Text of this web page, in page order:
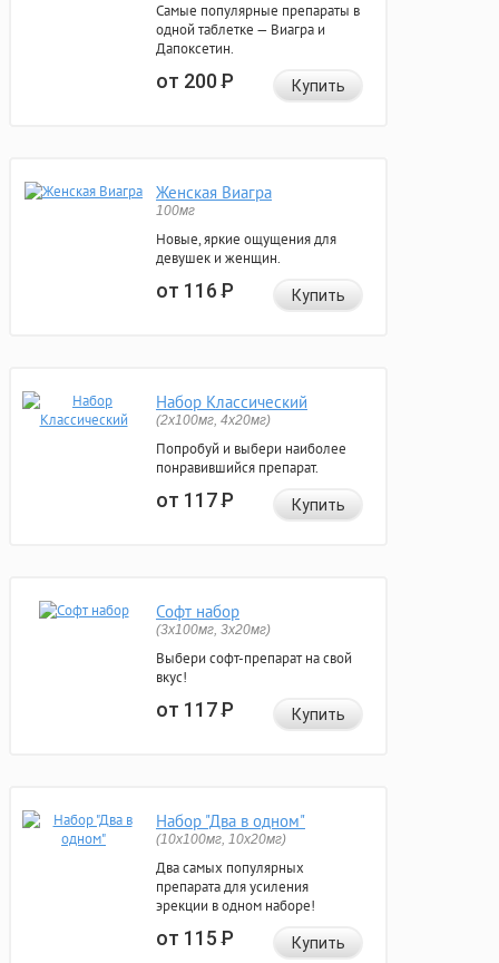
Самые популярные препараты в
одной таблетке — Виагра и
Дапоксетин.
от 200Р Купить
Женская Виагра
100мг
Новые, яркие ощущения для
девушек и женщин.
от 116Р Купить
Набор Классический
(2x100мг, 4x20мг)
Попробуй и выбери наиболее
понравившийся препарат.
от 117Р Купить
Софт набор
(3x100мг, 3x20мг)
Выбери софт-препарат на свой
вкус!
от 117Р Купить
Набор "Два в одном"
(10x100мг, 10x20мг)
Два самых популярных
препарата для усиления
эрекции в одном наборе!
от 115Р Купить